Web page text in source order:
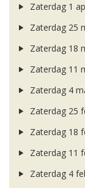
Zaterdag 1
Zaterdag 25
Zaterdag 18
Zaterdag 11
Zaterdag 4
Zaterdag 25
Zaterdag 18
Zaterdag 11
Zaterdag 4